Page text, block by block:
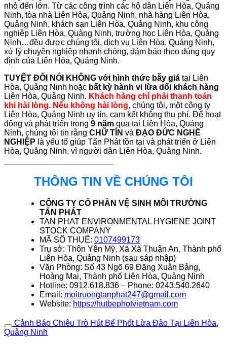
nhỏ đến lớn. Từ các công trình các hộ dân Liên Hòa, Quảng
Ninh, tòa nhà Liên Hòa, Quảng Ninh, nhà hàng Liên Hòa,
Quảng Ninh, khách sạn Liên Hòa, Quảng Ninh, khu công
nghiệp Liên Hòa, Quảng Ninh, trường học Liên Hòa, Quảng
Ninh…đều được chúng tôi, dịch vụ Liên Hòa, Quảng Ninh,
xử lý chuyên nghiệp nhanh chóng, đảm bảo theo đúng quy
định của Liên Hòa, Quảng Ninh.
TUYỆT ĐỐI NÓI KHÔNG với hình thức bẫy giá tại Liên
Hòa, Quảng Ninh hoặc bất kỳ hành vi lừa dối khách hàng
Liên Hòa, Quảng Ninh. Khách hàng chỉ phải thanh toán
khi hài lòng. Nếu không hài lòng, chúng tôi, một công ty
Liên Hòa, Quảng Ninh uy tín, cam kết không thu phí. Để hoạt
động và phát triển trong 9 năm qua tại Liên Hòa, Quảng
Ninh, chúng tôi tin rằng CHỮ TÍN và ĐẠO ĐỨC NGHỀ
NGHIỆP là yếu tố giúp Tấn Phát tồn tại và phát triển ở Liên
Hòa, Quảng Ninh, vì người dân Liên Hòa, Quảng Ninh.
THÔNG TIN VỀ CHÚNG TÔI
CÔNG TY CỔ PHẦN VỆ SINH MÔI TRƯỜNG
TẤN PHÁT
TAN PHAT ENVIRONMENTAL HYGIENE JOINT
STOCK COMPANY
MÃ SỐ THUẾ: 0107499173
Trụ sở: Thôn Yên Mỹ, Xã Xã Thuận An, Thành phố
Liên Hòa, Quảng Ninh (sau sáp nhập)
Văn Phòng: Số 43 Ngõ 69 Đặng Xuân Bảng,
Hoàng Mai, Thành phố Liên Hòa, Quảng Ninh
Hotline: 0912.618.836 – Phone: 0243.540.2640
Email: moitruongtanphat247@gmail.com
Website: https://hutbephotvietnam.com
Cảnh Báo Chiêu Trò Hút Bể Phốt Lừa Đảo Tại Liên Hòa,
Quảng Ninh